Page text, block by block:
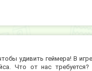
удивить геймера! В
Что от нас